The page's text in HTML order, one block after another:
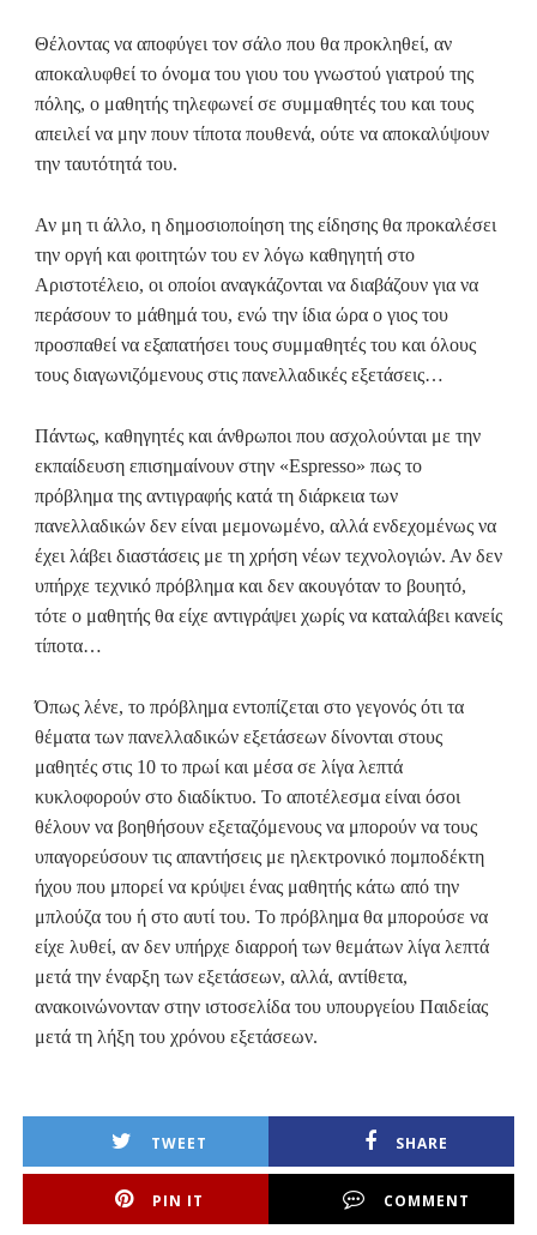
Θέλοντας να αποφύγει τον σάλο που θα προκληθεί, αν
αποκαλυφθεί το όνομα του γιου του γνωστού γιατρού της
πόλης, ο μαθητής τηλεφωνεί σε συμμαθητές του και τους
απειλεί να μην πουν τίποτα πουθενά, ούτε να αποκαλύψουν
την ταυτότητά του.
Αν μη τι άλλο, η δημοσιοποίηση της είδησης θα προκαλέσει
την οργή και φοιτητών του εν λόγω καθηγητή στο
Αριστοτέλειο, οι οποίοι αναγκάζονται να διαβάζουν για να
περάσουν το μάθημά του, ενώ την ίδια ώρα ο γιος του
προσπαθεί να εξαπατήσει τους συμμαθητές του και όλους
τους διαγωνιζόμενους στις πανελλαδικές εξετάσεις…
Πάντως, καθηγητές και άνθρωποι που ασχολούνται με την
εκπαίδευση επισημαίνουν στην «Espresso» πως το
πρόβλημα της αντιγραφής κατά τη διάρκεια των
πανελλαδικών δεν είναι μεμονωμένο, αλλά ενδεχομένως να
έχει λάβει διαστάσεις με τη χρήση νέων τεχνολογιών. Αν δεν
υπήρχε τεχνικό πρόβλημα και δεν ακουγόταν το βουητό,
τότε ο μαθητής θα είχε αντιγράψει χωρίς να καταλάβει κανείς
τίποτα…
Όπως λένε, το πρόβλημα εντοπίζεται στο γεγονός ότι τα
θέματα των πανελλαδικών εξετάσεων δίνονται στους
μαθητές στις 10 το πρωί και μέσα σε λίγα λεπτά
κυκλοφορούν στο διαδίκτυο. Το αποτέλεσμα είναι όσοι
θέλουν να βοηθήσουν εξεταζόμενους να μπορούν να τους
υπαγορεύσουν τις απαντήσεις με ηλεκτρονικό πομποδέκτη
ήχου που μπορεί να κρύψει ένας μαθητής κάτω από την
μπλούζα του ή στο αυτί του. Το πρόβλημα θα μπορούσε να
είχε λυθεί, αν δεν υπήρχε διαρροή των θεμάτων λίγα λεπτά
μετά την έναρξη των εξετάσεων, αλλά, αντίθετα,
ανακοινώνονταν στην ιστοσελίδα του υπουργείου Παιδείας
μετά τη λήξη του χρόνου εξετάσεων.
TWEET SHARE
PIN IT COMMENT